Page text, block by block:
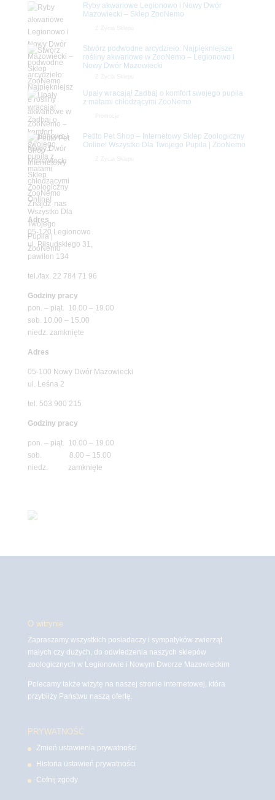
Ryby akwariowe Legionowo i Nowy Dwór
Mazowiecki – Sklep ZooNemo
Stwórz podwodne arcydzieło: Najpiękniejsze
rośliny akwariowe w ZooNemo – Legionowo i
Nowy Dwór Mazowiecki
Upały wracają! Zadbaj o komfort swojego pupila
z matami chłodzącymi ZooNemo
Petito Pet Shop – Internetowy Sklep Zoologiczny
Online! Wszystko Dla Twojego Pupila | ZooNemo
Znajdź nas
Adres
05-120 Legionowo
ul. Piłsudskiego 31,
pawilon 134
tel./fax. 22 784 71 96
Godziny pracy
pon. – piąt. 10.00 – 19.00
sob. 10.00 – 15.00
niedz. zamknięte
Adres
05-100 Nowy Dwór Mazowiecki
ul. Leśna 2
tel. 503 900 215
Godziny pracy
pon. – piąt. 10.00 – 19.00
sob. 8.00 – 15.00
niedz. zamknięte
O witrynie
Zapraszamy wszystkich posiadaczy i sympatyków zwierząt
małych czy dużych, do odwiedzenia naszych sklepów
zoologicznych w Legionowie i Nowym Dworze Mazowieckim
Polecamy także wizytę na naszej stronie internetowej, która
przybliży Państwu naszą ofertę.
PRYWATNOŚĆ
Zmień ustawienia prywatności
Historia ustawień prywatności
Cofnij zgody